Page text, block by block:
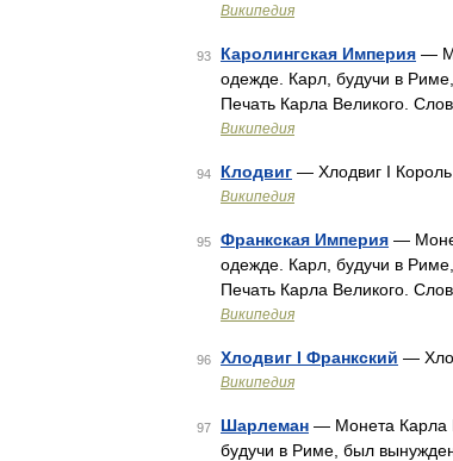
Википедия
93 Каролингская Империя —
одежде. Карл, будучи в
Печать Карла Великого.
Википедия
94 Клодвиг — Хлодвиг I Король
Википедия
95 Франкская Империя —
одежде. Карл, будучи в
Печать Карла Великого.
Википедия
96 Хлодвиг I Франкский —
Википедия
97 Шарлеман — Монета Карла
будучи в Риме, был